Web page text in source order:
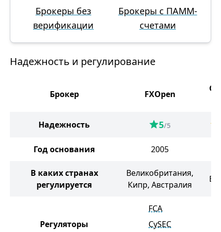
Брокеры без
верификации
Брокеры с ПАММ-
счетами
Надежность и регулирование
Брокер FXOpen
Надежность 5/5
Год основания 2005
В каких странах
регулируется
Великобритания,
Кипр, Австралия
Регуляторы
FCA
CySEC